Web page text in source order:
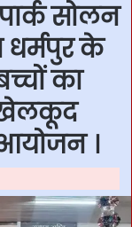
सोलन
के
का
खेलकूद
।